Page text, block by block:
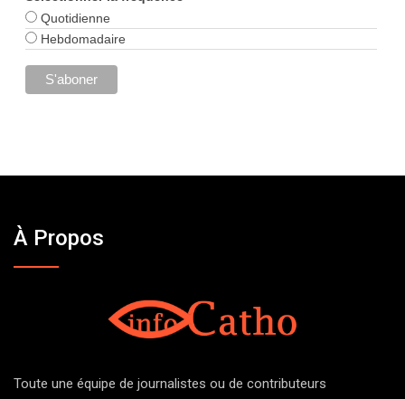
Quotidienne
Hebdomadaire
À Propos
Toute une équipe de journalistes ou de contributeurs